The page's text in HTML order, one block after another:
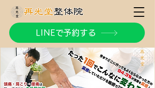
LINEで予約する